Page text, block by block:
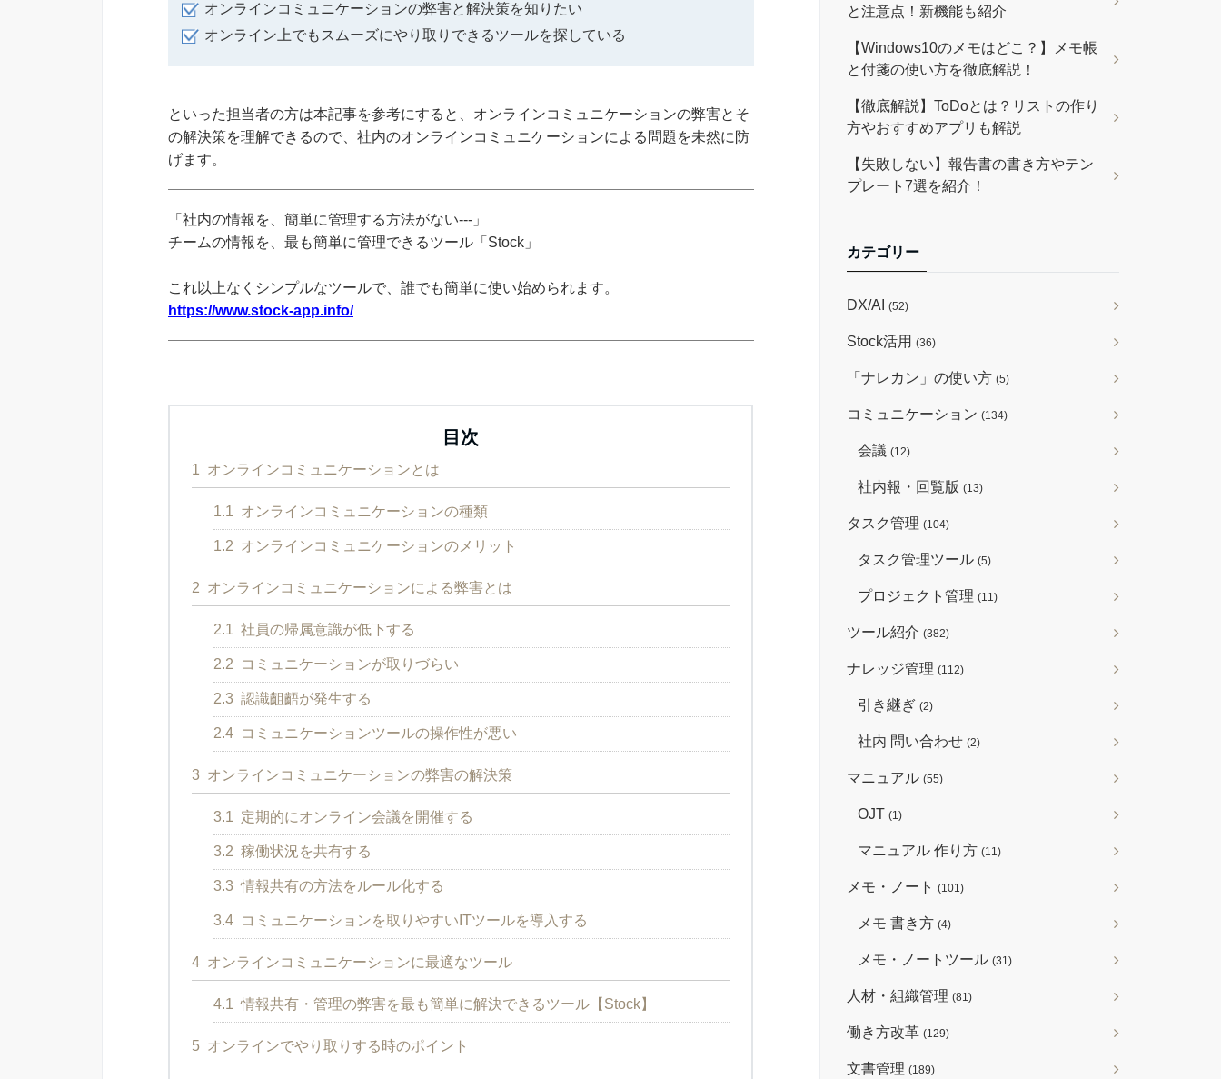
オンラインコミュニケーションの弊害と解決策を知りたい
オンライン上でもスムーズにやり取りできるツールを探している
といった担当者の方は本記事を参考にすると、オンラインコミュニケーションの弊害とそ
の解決策を理解できるので、社内のオンラインコミュニケーションによる問題を未然に防
げます。
「社内の情報を、簡単に管理する方法がない---」
チームの情報を、最も簡単に管理できるツール「Stock」
これ以上なくシンプルなツールで、誰でも簡単に使い始められます。
https://www.stock-app.info/
目次
1 オンラインコミュニケーションとは
1.1 オンラインコミュニケーションの種類
1.2 オンラインコミュニケーションのメリット
2 オンラインコミュニケーションによる弊害とは
2.1 社員の帰属意識が低下する
2.2 コミュニケーションが取りづらい
2.3 認識齟齬が発生する
2.4 コミュニケーションツールの操作性が悪い
3 オンラインコミュニケーションの弊害の解決策
3.1 定期的にオンライン会議を開催する
3.2 稼働状況を共有する
3.3 情報共有の方法をルール化する
3.4 コミュニケーションを取りやすいITツールを導入する
4 オンラインコミュニケーションに最適なツール
4.1 情報共有・管理の弊害を最も簡単に解決できるツール【Stock】
5 オンラインでやり取りする時のポイント
と注意点！新機能も紹介
【Windows10のメモはどこ？】メモ帳
と付箋の使い方を徹底解説！
【徹底解説】ToDoとは？リストの作り
方やおすすめアプリも解説
【失敗しない】報告書の書き方やテン
プレート7選を紹介！
カテゴリー
DX/AI (52)
Stock活用 (36)
「ナレカン」の使い方 (5)
コミュニケーション (134)
会議 (12)
社内報・回覧版 (13)
タスク管理 (104)
タスク管理ツール (5)
プロジェクト管理 (11)
ツール紹介 (382)
ナレッジ管理 (112)
引き継ぎ (2)
社内 問い合わせ (2)
マニュアル (55)
OJT (1)
マニュアル 作り方 (11)
メモ・ノート (101)
メモ 書き方 (4)
メモ・ノートツール (31)
人材・組織管理 (81)
働き方改革 (129)
文書管理 (189)